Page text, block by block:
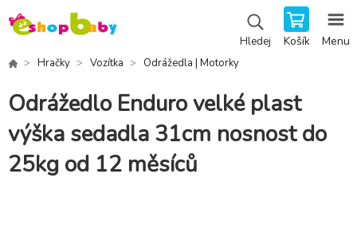
Hledej Košík Menu
Hračky Vozítka Odrážedla | Motorky
Odrážedlo Enduro velké plast
výška sedadla 31cm nosnost do
25kg od 12 měsíců